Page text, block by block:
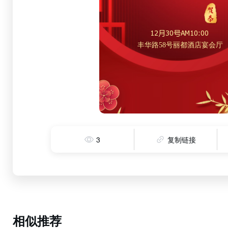
3 复制链接
相似推荐